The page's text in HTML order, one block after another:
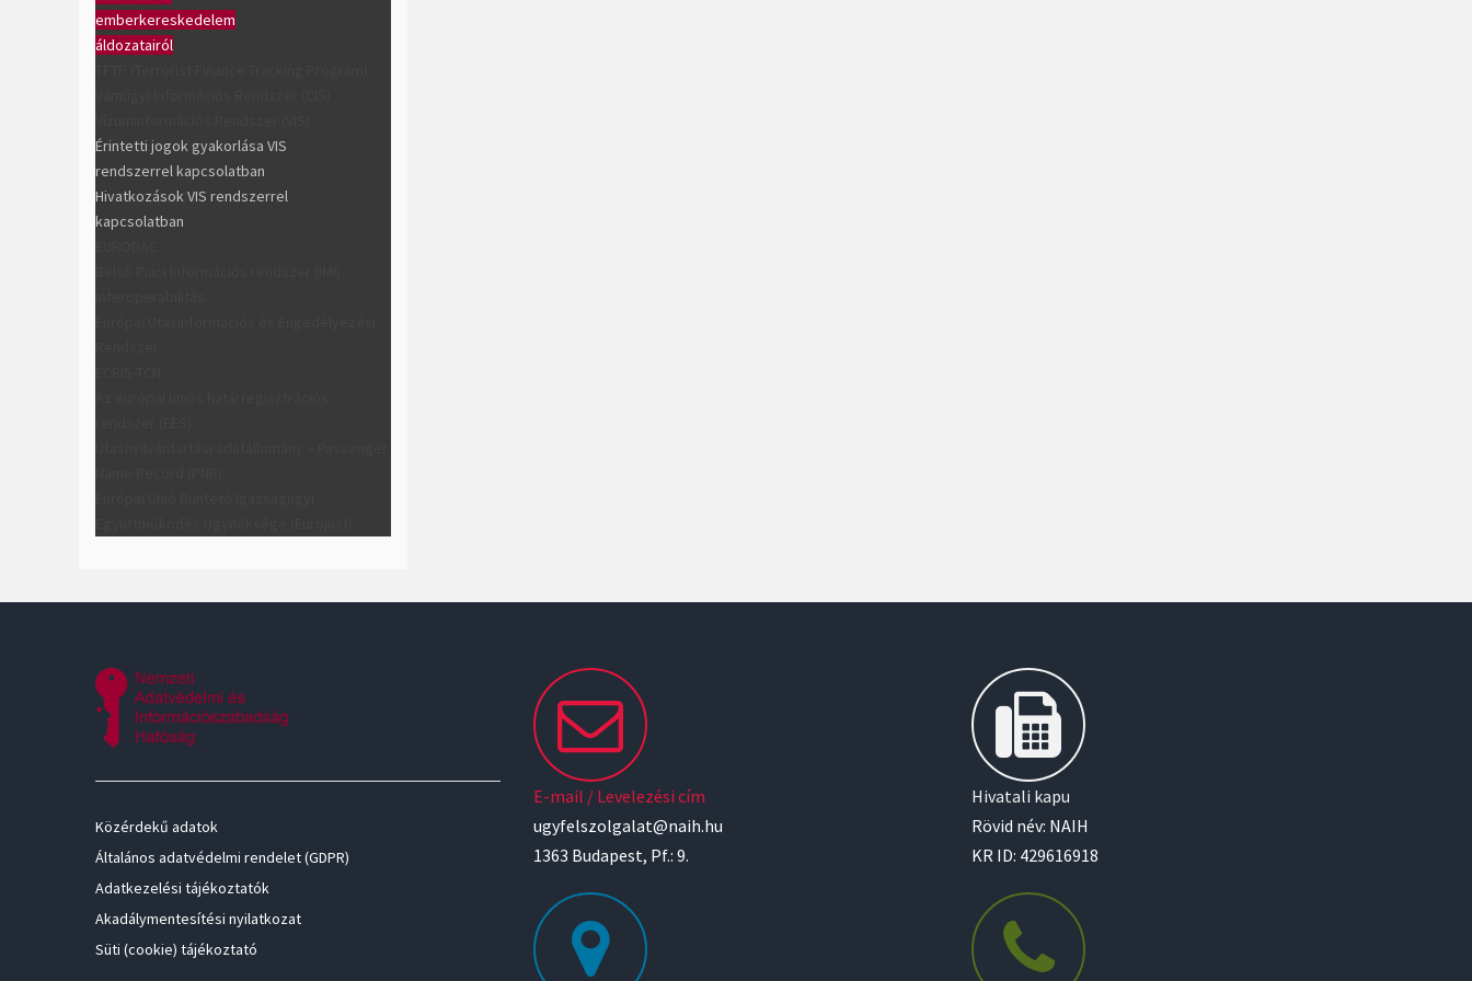
emberkereskedelem
áldozatairól
Érintetti jogok gyakorlása VIS
rendszerrel kapcsolatban
Hivatkozások VIS rendszerrel
kapcsolatban
Közérdekű adatok
Általános adatvédelmi rendelet (GDPR)
Adatkezelési tájékoztatók
Akadálymentesítési nyilatkozat
Süti (cookie) tájékoztató
E-mail / Levelezési cím
ugyfelszolgalat@naih.hu
1363 Budapest, Pf.: 9.
Hivatali kapu
Rövid név: NAIH
KR ID: 429616918